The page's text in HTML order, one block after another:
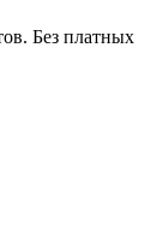
Без платных